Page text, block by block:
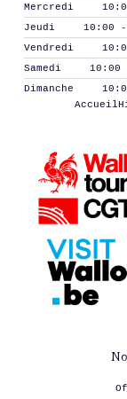
Mercredi
Jeudi
10:00
Vendredi
Samedi
10:00
Dimanche
Accueil